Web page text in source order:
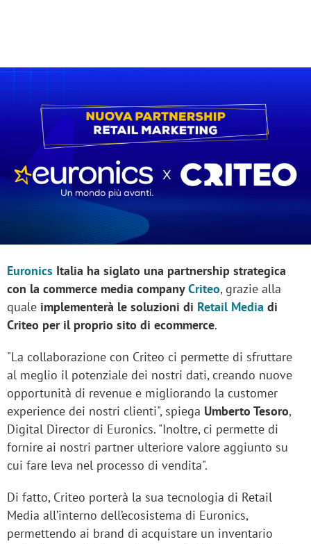
Euronics Italia ha siglato una partnership strategica
con la commerce media companyCriteo, grazie alla
quale implementerà le soluzioni di Retail Media di
Criteo per il proprio sito di ecommerce.
"La collaborazione con Criteo ci permette di sfruttare
al meglio il potenziale dei nostri dati, creando nuove
opportunità di revenue e migliorando la customer
experience dei nostri clienti", spiega Umberto Tesoro,
Digital Director di Euronics. "Inoltre, ci permette di
fornire ai nostri partner ulteriore valore aggiunto su
cui fare leva nel processo di vendita".
Di fatto, Criteo porterà la sua tecnologia di Retail
Media all’interno dell’ecosistema di Euronics,
permettendo ai brand di acquistare un inventario